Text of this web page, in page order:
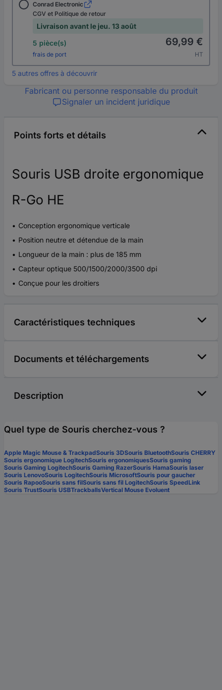
Conrad Electronic
CGV et Politique de retour
Livraison avant le jeu. 13 août
5 pièce(s)
frais de port
69,99 €
HT
5 autres offres à découvrir
Fabricant ou personne responsable du produit
Signaler un incident juridique
Points forts et détails
Souris USB droite ergonomique
R-Go HE
Conception ergonomique verticale
Position neutre et détendue de la main
Longueur de la main : plus de 185 mm
Capteur optique 500/1500/2000/3500 dpi
Conçue pour les droitiers
Caractéristiques techniques
Documents et téléchargements
Description
Quel type de Souris cherchez-vous ?
Apple Magic Mouse & TrackpadSouris 3DSouris BluetoothSouris CHERRY
Souris ergonomique LogitechSouris ergonomiquesSouris gaming
Souris Gaming LogitechSouris Gaming RazerSouris HamaSouris laser
Souris LenovoSouris LogitechSouris MicrosoftSouris pour gaucher
Souris RapooSouris sans filSouris sans fil LogitechSouris SpeedLink
Souris TrustSouris USBTrackballsVertical Mouse Evoluent